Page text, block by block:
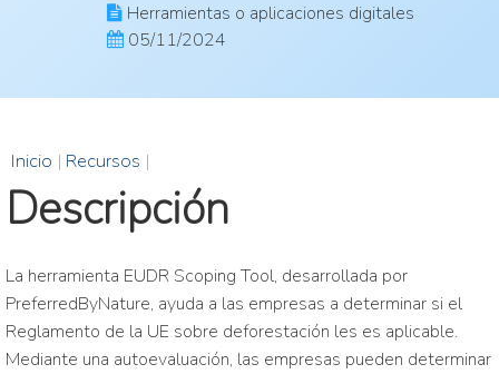
Herramientas o aplicaciones digitales
05/11/2024
Inicio | Recursos |
Descripción
La herramienta EUDR Scoping Tool, desarrollada por
PreferredByNature, ayuda a las empresas a determinar si el
Reglamento de la UE sobre deforestación les es aplicable.
Mediante una autoevaluación, las empresas pueden determinar